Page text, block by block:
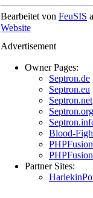
Bearbeitet von FeuSIS
Website
Advertisement
Owner Pages:
Septron.de
Septron.eu
Septron.net
Septron.org
Blood-
Partner Sites: